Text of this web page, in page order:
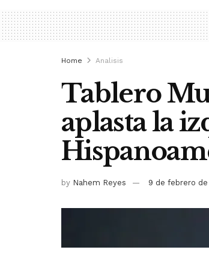
Home Analisis
Tablero
aplasta la
by Nahem Reyes 9 de febrero